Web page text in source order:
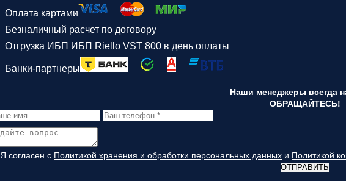
Оплата картами
Безналичный расчет по договору
Отгрузка ИБП ИБП Riello VST 800 в день оплаты
Банки-партнеры
Наши менеджеры всегда
ОБРАЩАЙТЕСЬ!
Я согласен с Политикой хранения и обработки персональных данных и Политикой
ОТПРАВИТЬ